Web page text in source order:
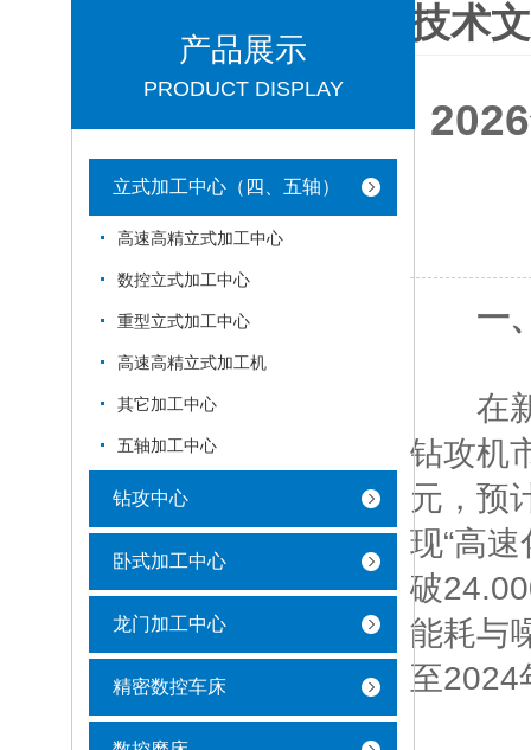
产品展示
PRODUCT DISPLAY
立式加工中心（四、五轴）
高速高精立式加工中心
数控立式加工中心
重型立式加工中心
高速高精立式加工机
其它加工中心
五轴加工中心
钻攻中心
卧式加工中心
龙门加工中心
精密数控车床
技术
一
在新
钻攻机
元，预
现“高
破
能耗与
至2024